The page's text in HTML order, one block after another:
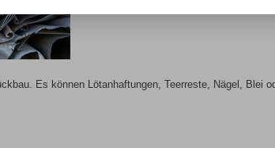
Es können Lötanhaftungen, Teerreste, Nägel, Blei